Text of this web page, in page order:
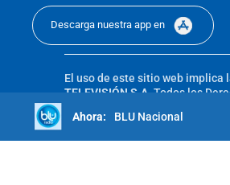
Descarga nuestra app en
El uso de este sitio web implica
TELEVISIÓN S.A.Todos los
sin autorización escrita de su
reserved 2025.BLU Nacional